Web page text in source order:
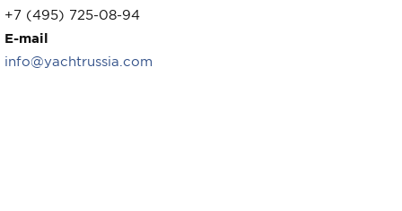
+7 (495) 725-08-94
E-mail
info@yachtrussia.com